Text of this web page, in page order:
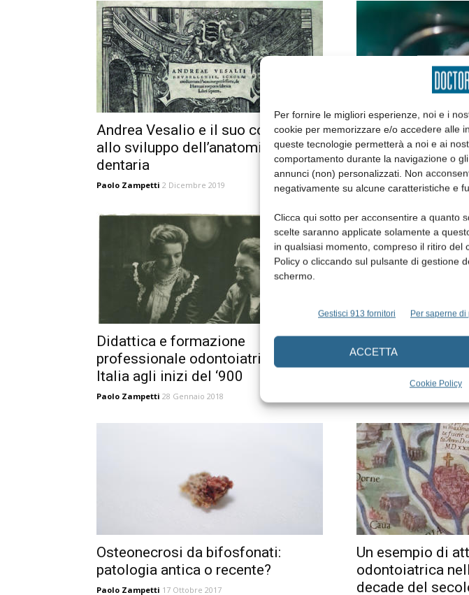
Per fornire le migliori esperienze, noi e i
cookie per memorizzare e/o accedere alle
queste tecnologie permetterà a noi e ai
comportamento durante la navigazione o
annunci (non) personalizzati. Non
negativamente su alcune caratteristiche e
Clicca qui sotto per acconsentire a quanto
scelte saranno applicate solamente a
in qualsiasi momento, compreso il ritiro del
Policy o cliccando sul pulsante di gestione
schermo.
Gestisci 913 fornitori Per saperne di
ACCETTA
Cookie Policy
Andrea Vesalio e il suo contributo
allo sviluppo dell’anatomia
dentaria
Paolo Zampetti 2 Dicembre 2019
L’evoluzione
novecento:
Paolo Zampetti 4 Maggio
Didattica e formazione
professionale odontoiatrica in
Italia agli inizi del ‘900
Paolo Zampetti 28 Gennaio 2018
Il carico
implantologia:
considerazione
Osteonecrosi da bifosfonati:
patologia antica o recente?
Paolo Zampetti 17 Ottobre 2017
Un esempio di
odontoiatrica
decade del